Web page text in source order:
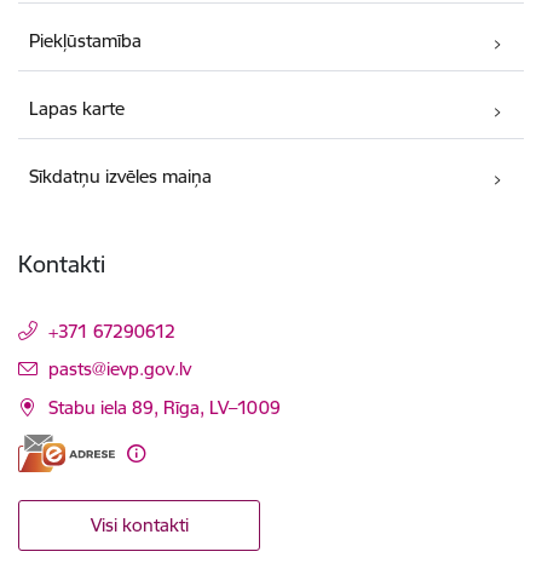
Piekļūstamība
Lapas karte
Sīkdatņu izvēles maiņa
Kontakti
+371 67290612
E-pasts:
pasts@ievp.gov.lv
Stabu iela 89, Rīga, LV–1009
Visi kontakti